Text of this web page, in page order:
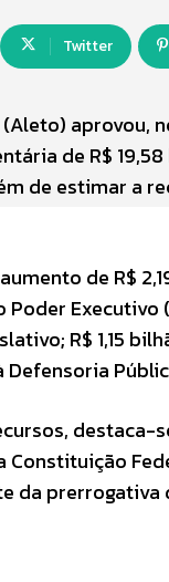
Twitter
aprovou,
de R$
de estimar a
de R$
Poder
R$ 1,15
Defensoria
destaca-
da